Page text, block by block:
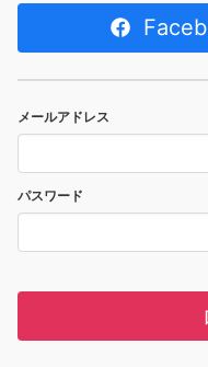
メールアドレス
パスワード